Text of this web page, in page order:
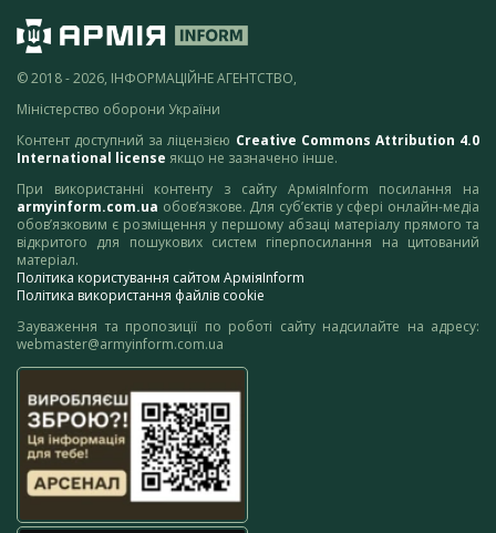
© 2018 - 2026, ІНФОРМАЦІЙНЕ АГЕНТСТВО,
Міністерство оборони України
Контент доступний за ліцензією Creative Commons Attribution 4.0
International license якщо не зазначено інше.
При використанні контенту з сайту АрміяInform посилання на
armyinform.com.ua обов’язкове. Для суб’єктів у сфері онлайн-медіа
обов’язковим є розміщення у першому абзаці матеріалу прямого та
відкритого для пошукових систем гіперпосилання на цитований
матеріал.
Політика користування сайтом АрміяInform
Політика використання файлів cookie
Зауваження та пропозиції по роботі сайту надсилайте на адресу:
webmaster@armyinform.com.ua